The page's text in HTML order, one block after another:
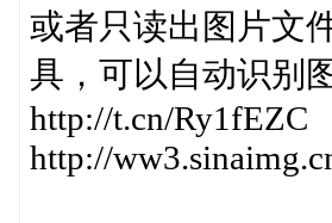
或者只读出图片文
具，可以自动识别
http://t.cn/Ry1fEZC
http://